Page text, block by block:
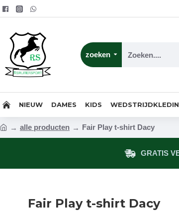
zoeken
NIEUW DAMES KIDS
alle producten Fair Play t-shirt Dacy
GRATIS
Fair Play t-shirt Dacy